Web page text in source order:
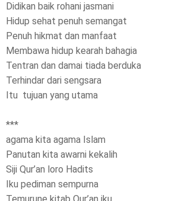
Didikan baik rohani jasmani
Hidup sehat penuh semangat
Penuh hikmat dan manfaat
Membawa hidup kearah bahagia
Tentran dan damai tiada berduka
Terhindar dari sengsara
Itu tujuan yang utama
***
agama kita agama Islam
Panutan kita awarni kekalih
Siji Qur’an loro Hadits
Iku pediman sempurna